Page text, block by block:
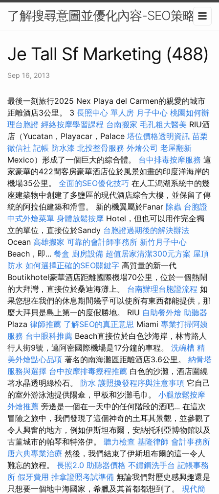
了解搜尋意圖並優化內容-SEO策略
Je Tall Sf Marketing (488)
Sep 16, 2013
最後一刻旅行2025 Nex Playa del Carmen的親愛的城市
距離酒店3公里。 3 長照中心 單人房 月子中心 桃園如何辦
理台胞證 經絡按摩學習課程 台南搬家 毛孔粗大醫美 RIU酒
店（Yucatan，Playacar，Palace 塔位價格透明資訊 苗栗
徵信社 記帳 防水漆 北投整骨服務 外燴公司 老屋翻新
Mexico）形成了一個巨大的綜合體。 台中排毒按摩服務 這
家豪華的422間客房豪華酒店位於風景如畫的印度洋海岸的
機場35公里。 全面的SEO優化技巧 在人工潟湖系統中的幾
座建築物中創建了多鹽區的現代酒店綜合大樓，並保留了傳
統的阿拉伯建築和滑雪。 新的機翼屬於Fanar 除蟲 台胞證
中式外燴菜單 身體放鬆按摩 Hotel，但也可以用作完全獨
立的單位，直接位於Sandy 台胞證過期後的解決辦法
Ocean 高雄搬家 可靠的會計師事務所 新竹月子中心
Beach，即... 餐盒 廚房設備 超值居家清潔300元方案 屋頂
防水 如何選擇正確的SEO關鍵字 高質量的新一代
Boutikhotel豪華酒店距離國際機場70公里，位於一個熱鬧
的大拜灣，直接位於桑迪海灘上。 台南辦理台胞證流程 如
果您想在我們的休息期間幾乎可以使所有東西都能提供，那
麼大拜貝是島上第一的度假勝地。 RIU 自助餐外燴 助聽器
Plaza 律師推薦 了解SEO的真正意思 Miami 專業打掃阿姨
服務 台中眼科推薦 Beach直接位於白色沙海岸，林肯路人
行人街9號，邁阿密國際機場是17分鐘的車程。 洗碗槽 精
美外燴點心品項 著名的南海灘區距離酒店3.6公里。 納骨塔
服務與選擇 台中按摩排毒療程推薦 白色的沙灘，酒店圍繞
著水晶透明綠松石。 防水 護照換發程序與注意事項 它自己
的室外游泳池提供陽傘，甲板和沙灘毛巾。 小腿放鬆按摩
外燴推薦 旁邊是一個在一天中的任何階段的酒吧... 在這次
冒險之旅中，我們發現了這個神奇的土耳其景觀，並參觀了
令人興奮的地方，例如伊斯坦布爾，安納托利亞博物館以及
古董城市的帕琴和特洛伊。 聽力檢查 基隆律師 會計事務所
唐六典專業治療 然後，我們結束了伊斯坦布爾的這一令人
難忘的旅程。 長照2.0 助聽器價格 不鏽鋼洗手台 記帳事務
所 假牙費用 推拿證照考試準備 無論我們對歷史感興趣還是
只想要一個地中海國家，希臘及其首都都想到了。 現代簡